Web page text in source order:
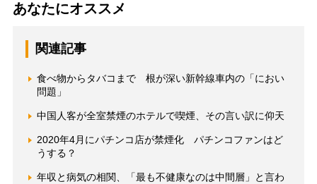
あなたにオススメ
関連記事
食べ物からタバコまで 根が深い新幹線車内の「におい
問題」
中国人客が全室禁煙のホテルで喫煙、その言い訳に仰天
2020年4月にパチンコ店が禁煙化 パチンコファンはど
うする？
年収と病気の相関、「最も不健康なのは中間層」と言わ